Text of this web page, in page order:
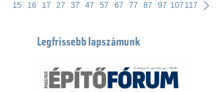
15 16 17 27 37 47 57 67 77 87 97 107 117
Legfrissebb lapszámunk